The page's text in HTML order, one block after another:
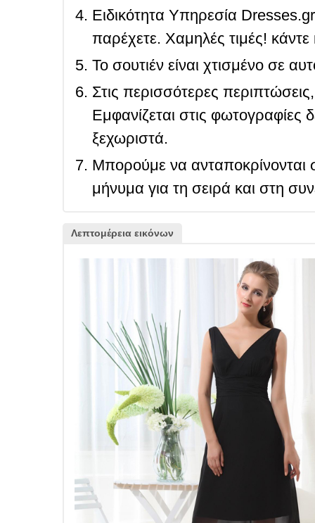
Ειδικότητα Υπηρεσία
παρέχετε. Χαμηλές τιμές! κάντε
Το σουτιέν είναι χτισμένο σε
Στις περισσότερες
Εμφανίζεται στις φωτογραφίες
ξεχωριστά.
Μπορούμε να ανταποκρίνονται
μήνυμα για τη σειρά και στη
Λεπτομέρεια εικόνων